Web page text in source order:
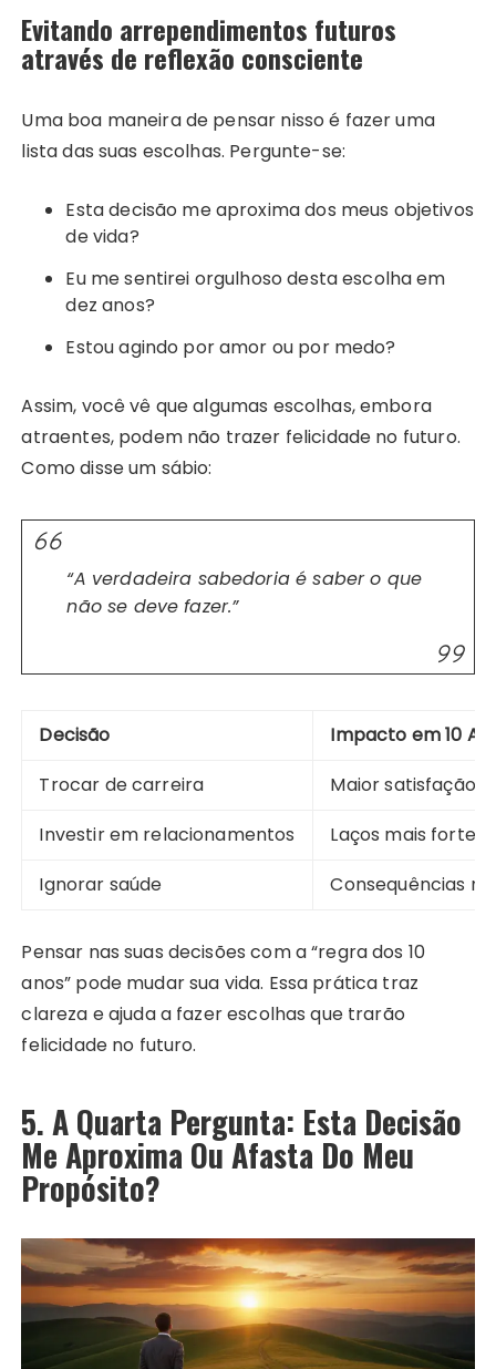
Evitando arrependimentos futuros
através de reflexão consciente
Uma boa maneira de pensar nisso é fazer uma
lista das suas escolhas. Pergunte-se:
Esta decisão me aproxima dos meus objetivos
de vida?
Eu me sentirei orgulhoso desta escolha em
dez anos?
Estou agindo por amor ou por medo?
Assim, você vê que algumas escolhas, embora
atraentes, podem não trazer felicidade no futuro.
Como disse um sábio:
“A verdadeira sabedoria é saber o que
não se deve fazer.”
Decisão
Impacto em 10
Trocar de carreira
Maior satisfação
Investir em relacionamentos
Laços mais fortes
Ignorar saúde
Consequências
Pensar nas suas decisões com a “regra dos 10
anos” pode mudar sua vida. Essa prática traz
clareza e ajuda a fazer escolhas que trarão
felicidade no futuro.
5. A Quarta Pergunta: Esta Decisão
Me Aproxima Ou Afasta Do Meu
Propósito?